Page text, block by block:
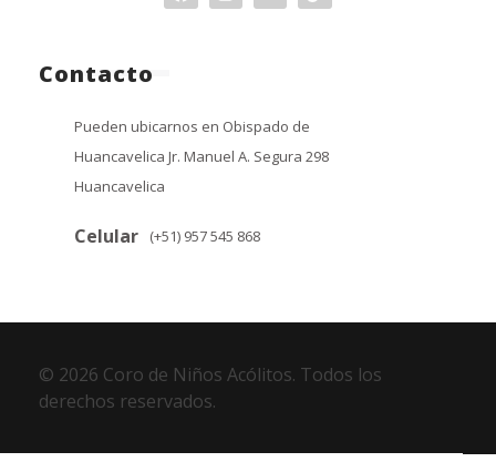
Contacto
Pueden ubicarnos en Obispado de
Huancavelica Jr. Manuel A. Segura 298
Huancavelica
Celular (+51) 957 545 868
© 2026 Coro de Niños Acólitos. Todos los
derechos reservados.